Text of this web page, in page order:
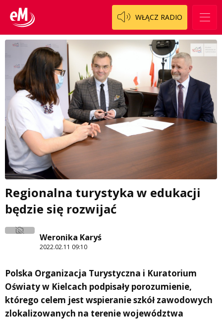
WŁĄCZ RADIO
Regionalna turystyka w edukacji
będzie się rozwijać
Weronika Karyś
2022.02.11 09:10
Polska Organizacja Turystyczna i Kuratorium
Oświaty w Kielcach podpisały porozumienie,
którego celem jest wspieranie szkół zawodowych
zlokalizowanych na terenie województwa